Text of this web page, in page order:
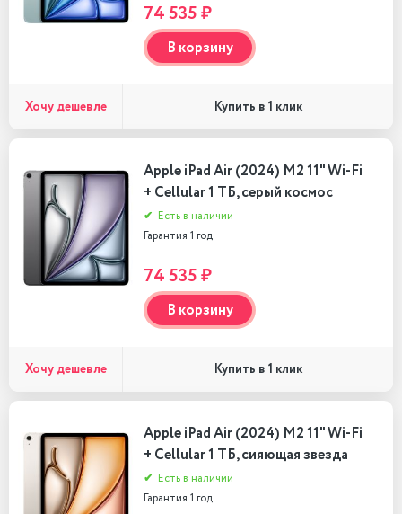
74 535 ₽
В корзину
Хочу дешевле Купить в 1 клик
Apple iPad Air (2024) M2 11" Wi-Fi
+ Cellular 1 ТБ, серый космос
✔ Есть в наличии
Гарантия 1 год
74 535 ₽
В корзину
Хочу дешевле Купить в 1 клик
Apple iPad Air (2024) M2 11" Wi-Fi
+ Cellular 1 ТБ, сияющая звезда
✔ Есть в наличии
Гарантия 1 год